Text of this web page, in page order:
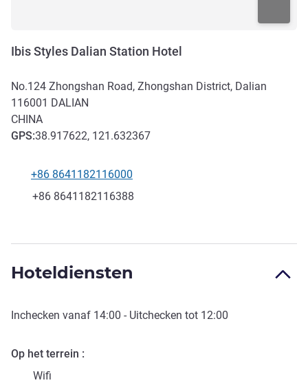
Ibis Styles Dalian Station Hotel
No.124 Zhongshan Road, Zhongshan District, Dalian
116001 DALIAN
CHINA
GPS:38.917622, 121.632367
Telefoon
+86 8641182116000
Fax
+86 8641182116388
Hoteldiensten
Inchecken vanaf 14:00 - Uitchecken tot 12:00
Op het terrein
Wifi